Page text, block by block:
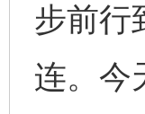
步前行
连。今